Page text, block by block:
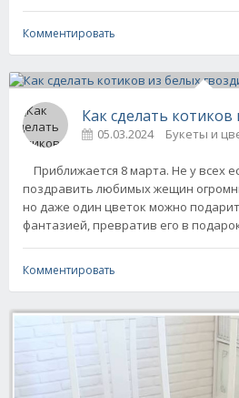
Комментировать
Как сделать котиков
05.03.2024 Букеты и
Приближается 8 марта. Не у всех
поздравить любимых жещин
но даже один цветок можно
фантазией, превратив его в
Комментировать